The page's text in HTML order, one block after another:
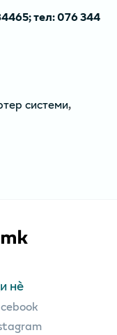
тел: 076 344
системи,
нè